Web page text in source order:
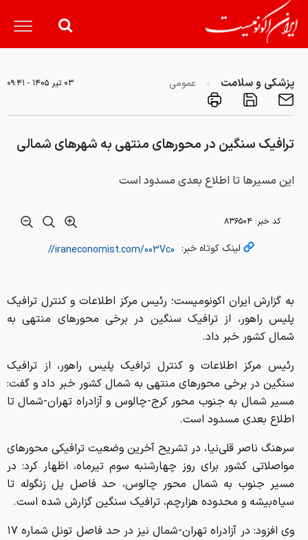
پزشکی و سلامت عمومی ۰۳ تير ۱۴۰۵ - ۰۹:۴۱
ترافیک سنگین در محورهای منتهی به شهرهای شمالی
این مسیرها تا اطلاع بعدی مسدود است
کد خبر: ۸۳۶۵۰۴
لینک کوتاه خبر:
به گزارش ایران اکونومیست؛ رئیس مرکز اطلاعات و کنترل ترافیک
پلیس راهور، از ترافیک سنگین در برخی محورهای منتهی به
شمال کشور خبر داد.
رئیس مرکز اطلاعات و کنترل ترافیک پلیس راهور، از ترافیک
سنگین در برخی محورهای منتهی به شمال کشور خبر داد و گفت:
مسیر شمال به جنوب محور کرج-چالوس و آزادراه تهران-شمال تا
اطلاع بعدی مسدود است.
سرهنگ ناصر قلی‌نیا، در تشریح آخرین وضعیت ترافیکی محورهای
مواصلاتی کشور برای روز چهارشنبه سوم تیرماه، اظهار کرد: در
مسیر جنوب به شمال محور چالوس، حد فاصل پل زنگوله تا
سیاه‌بیشه و محدوده هزارچم، ترافیک سنگین گزارش شده است.
وی افزود: در آزادراه تهران-شمال نیز در حد فاصل تونل شماره ۱۷